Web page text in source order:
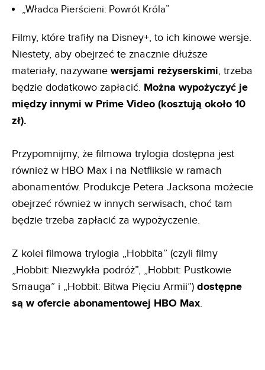
„Władca Pierścieni: Powrót Króla”
Filmy, które trafiły na Disney+, to ich kinowe wersje.
Niestety, aby obejrzeć te znacznie dłuższe
materiały, nazywane wersjami reżyserskimi, trzeba
będzie dodatkowo zapłacić. Można wypożyczyć je
między innymi w Prime Video (kosztują około 10
zł).
Przypomnijmy, że filmowa trylogia dostępna jest
również w HBO Max i na Netfliksie w ramach
abonamentów. Produkcje Petera Jacksona możecie
obejrzeć również w innych serwisach, choć tam
będzie trzeba zapłacić za wypożyczenie.
Z kolei filmowa trylogia „Hobbita” (czyli filmy
„Hobbit: Niezwykła podróż”, „Hobbit: Pustkowie
Smauga” i „Hobbit: Bitwa Pięciu Armii”) dostępne
są w ofercie abonamentowej HBO Max.